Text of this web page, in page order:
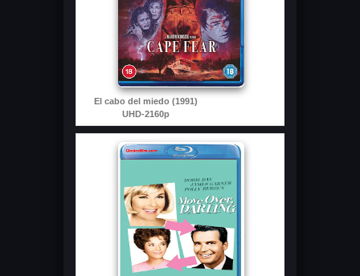
El cabo del miedo (1991)
UHD-2160p